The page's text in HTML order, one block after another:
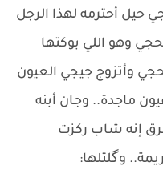
أحترمه لهذا الرجل
وهو اللي بوكتها
وأتزوج جيجي العيون
ماجدة.. وجان أبنه
إنه شاب ركزت
وگلتلها: